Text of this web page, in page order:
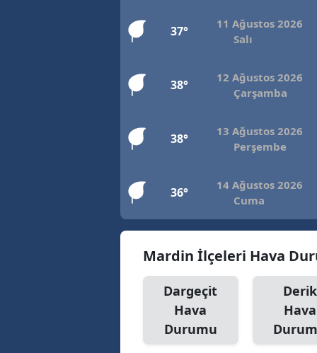
37°
11 Ağustos 2026
Salı
38°
12 Ağustos 2026
Çarşamba
38°
13 Ağustos 2026
Perşembe
36°
14 Ağustos 2026
Cuma
Mardin İlçeleri Hava
Dargeçit
Hava
Durumu
Derik
Hava